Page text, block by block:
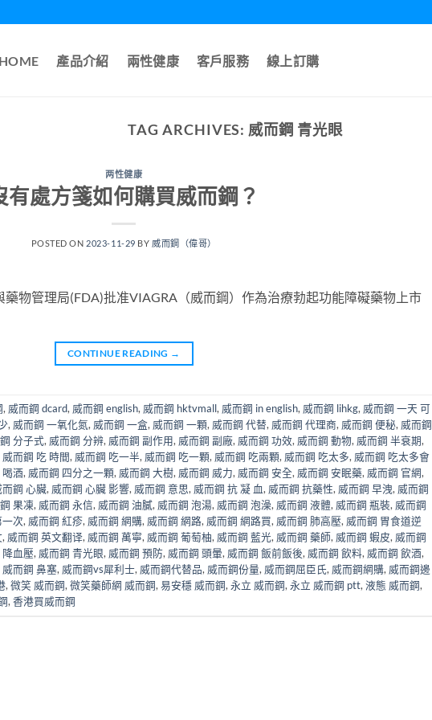
HOME 產品介紹 兩性健康 客戶服務 線上訂購
TAG ARCHIVES: 威而鋼 青光眼
两性健康
有處方箋如何購買威而鋼？
POSTED ON 2023-11-29 BY 威而鋼（偉哥）
物管理局(FDA)批准VIAGRA（威而鋼）作為治療勃起功能障礙藥物上市
CONTINUE READING →
, 威而鋼 dcard, 威而鋼 english, 威而鋼 hktvmall, 威而鋼 in english, 威而鋼 lihkg, 威而鋼 一天 可
, 威而鋼 一氧化氮, 威而鋼 一盒, 威而鋼 一顆, 威而鋼 代替, 威而鋼 代理商, 威而鋼 便秘, 威而鋼
分子式, 威而鋼 分辨, 威而鋼 副作用, 威而鋼 副廠, 威而鋼 功效, 威而鋼 動物, 威而鋼 半衰期,
威而鋼 吃 時間, 威而鋼 吃一半, 威而鋼 吃一顆, 威而鋼 吃兩顆, 威而鋼 吃太多, 威而鋼 吃太多會
喝酒, 威而鋼 四分之一顆, 威而鋼 大樹, 威而鋼 威力, 威而鋼 安全, 威而鋼 安眠藥, 威而鋼 官網,
而鋼 心臟, 威而鋼 心臟 影響, 威而鋼 意思, 威而鋼 抗 凝 血, 威而鋼 抗藥性, 威而鋼 早洩, 威而鋼
果凍, 威而鋼 永信, 威而鋼 油膩, 威而鋼 泡湯, 威而鋼 泡澡, 威而鋼 液體, 威而鋼 瓶裝, 威而鋼
一次, 威而鋼 紅疹, 威而鋼 網購, 威而鋼 網路, 威而鋼 網路買, 威而鋼 肺高壓, 威而鋼 胃食道逆
, 威而鋼 英文翻译, 威而鋼 萬寧, 威而鋼 葡萄柚, 威而鋼 藍光, 威而鋼 藥師, 威而鋼 蝦皮, 威而鋼
降血壓, 威而鋼 青光眼, 威而鋼 預防, 威而鋼 頭暈, 威而鋼 飯前飯後, 威而鋼 飲料, 威而鋼 飲酒,
威而鋼 鼻塞, 威而鋼vs犀利士, 威而鋼代替品, 威而鋼份量, 威而鋼屈臣氏, 威而鋼網購, 威而鋼邊
, 微笑 威而鋼, 微笑藥師網 威而鋼, 易安穩 威而鋼, 永立 威而鋼, 永立 威而鋼 ptt, 液態 威而鋼,
, 香港買威而鋼